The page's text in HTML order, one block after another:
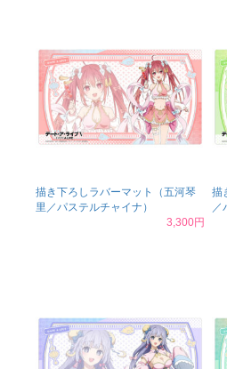
描き下ろしラバーマット（五河琴
里／パステルチャイナ）
3,300円
描
／